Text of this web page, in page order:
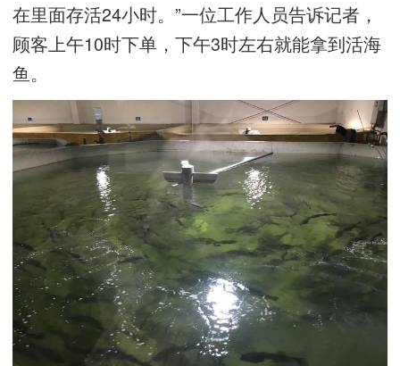
在里面存活24小时。”一位工作人员告诉记者，
顾客上午10时下单，下午3时左右就能拿到活海
鱼。